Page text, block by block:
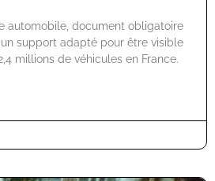
automobile, document obligatoire
support adapté pour être visible
millions de véhicules en France.